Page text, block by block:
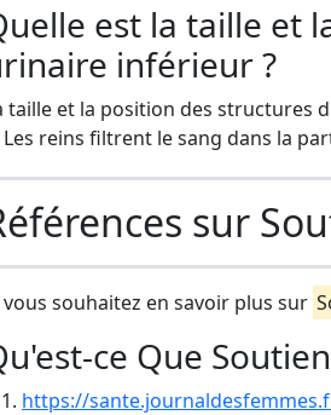
est la taille et
inférieur ?
taille et la position des structures
Les reins filtrent le sang dans la
sur
vous souhaitez en savoir plus sur
ce Que
https://